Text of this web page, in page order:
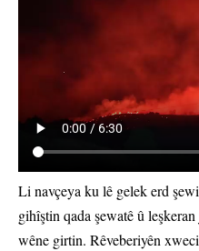
Li navçeya ku lê gelek erd
gihîştin qada şewatê û
wêne girtin. Rêveberiyên